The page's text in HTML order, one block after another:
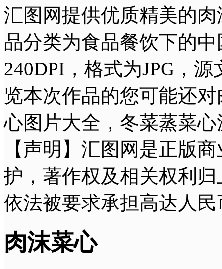
汇图网提供优质精美的
品分类为食品餐饮下的
240DPI，格式为JPG，
览本次作品的您可能还
心图片大全，冬菜蒸菜
【声明】汇图网是正版
护，著作权及相关权利
依法被要求承担高达人
肉沫菜心